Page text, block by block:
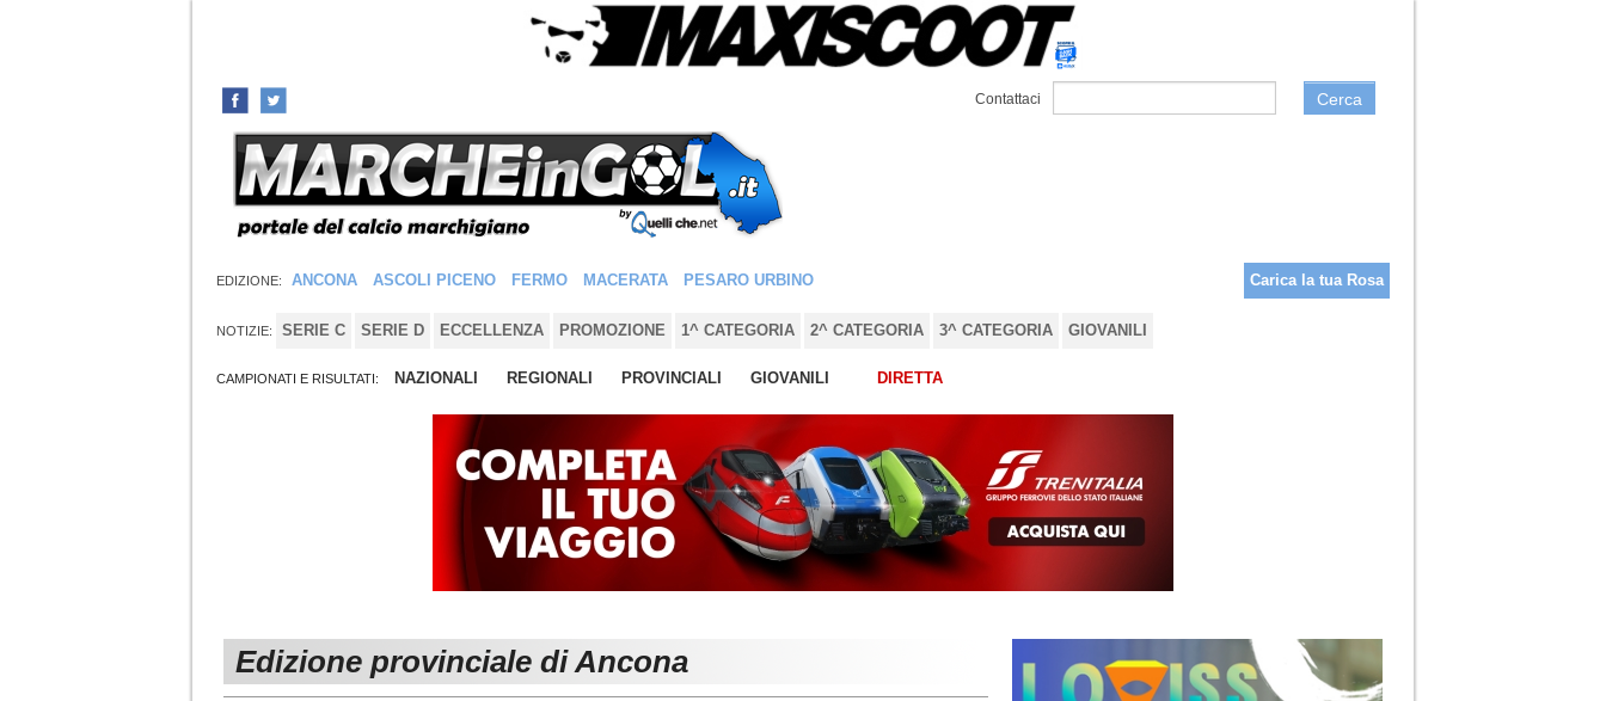
Contattaci Cerca
EDIZIONE: ANCONA ASCOLI PICENO FERMO MACERATA PESARO URBINO Carica la tua Rosa
NOTIZIE: SERIE C SERIE D ECCELLENZA PROMOZIONE 1^ CATEGORIA 2^ CATEGORIA 3^ CATEGORIA GIOVANILI
CAMPIONATI E RISULTATI: NAZIONALI REGIONALI PROVINCIALI GIOVANILI DIRETTA
Edizione provinciale di Ancona